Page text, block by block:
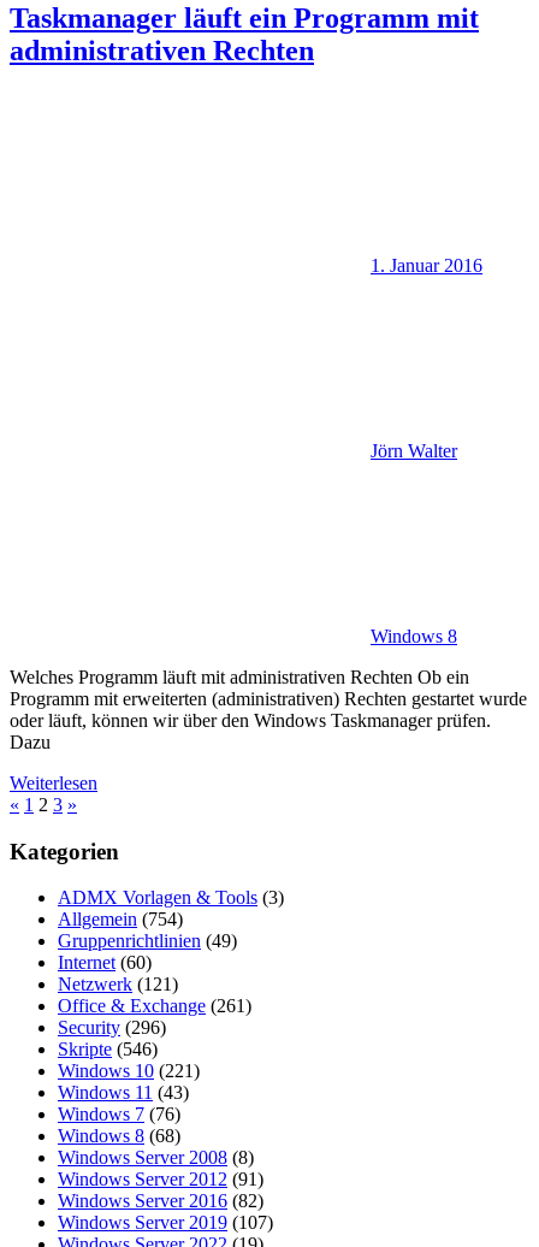
Taskmanager läuft ein Programm mit
administrativen Rechten
1. Januar 2016
Jörn Walter
Windows 8
Welches Programm läuft mit administrativen Rechten Ob ein
Programm mit erweiterten (administrativen) Rechten gestartet wurde
oder läuft, können wir über den Windows Taskmanager prüfen.
Dazu
Weiterlesen
Seitennummerierung
der
Beiträge
« Vorherige
1 2 3 Nächste
»
Kategorien
ADMX Vorlagen & Tools (3)
Allgemein (754)
Gruppenrichtlinien (49)
Internet(60)
Netzwerk (121)
Office & Exchange (261)
Security (296)
Skripte (546)
Windows 10 (221)
Windows 11 (43)
Windows 7 (76)
Windows 8 (68)
Windows Server 2008 (8)
Windows Server 2012 (91)
Windows Server 2016 (82)
Windows Server 2019 (107)